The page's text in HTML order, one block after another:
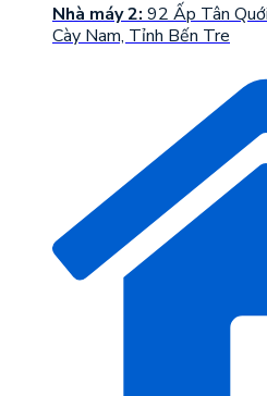
Nhà máy 2: 92 Ấp Tân
Cày Nam, Tỉnh Bến Tre